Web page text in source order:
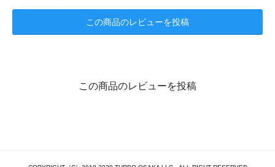
この商品のレビューを投稿
この商品のレビューを投稿